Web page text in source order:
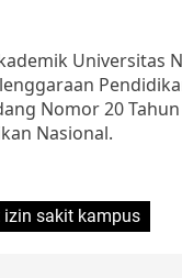
Universitas
Nomor 20
Nasional.
izin sakit kampus